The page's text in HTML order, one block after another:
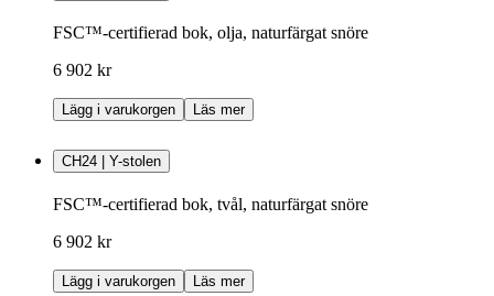
FSC™-certifierad bok, olja, naturfärgat snöre
6 902 kr
Lägg i varukorgen Läs mer
CH24 | Y-stolen
FSC™-certifierad bok, tvål, naturfärgat snöre
6 902 kr
Lägg i varukorgen Läs mer